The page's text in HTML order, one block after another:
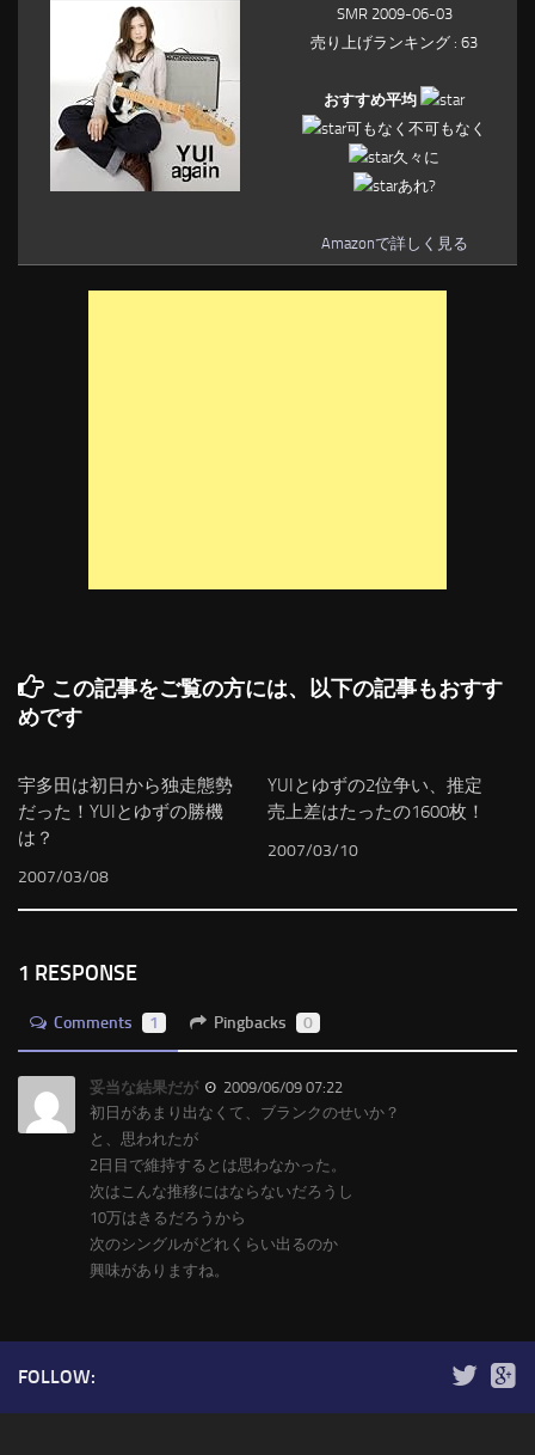
SMR 2009-06-03
売り上げランキング : 63
おすすめ平均
可もなく不可もなく
久々に
あれ?
Amazonで詳しく見る
この記事をご覧の方には、以下の記事もおすす
めです
宇多田は初日から独走態勢
だった！YUIとゆずの勝機
は？
2007/03/08
YUIとゆずの2位争い、推定
売上差はたったの1600枚！
2007/03/10
1 RESPONSE
Comments 1 Pingbacks 0
妥当な結果だが
2009/06/09 07:22
初日があまり出なくて、ブランクのせいか？
と、思われたが
2日目で維持するとは思わなかった。
次はこんな推移にはならないだろうし
10万はきるだろうから
次のシングルがどれくらい出るのか
興味がありますね。
FOLLOW: